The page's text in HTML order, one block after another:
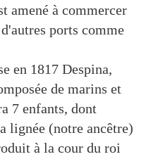
amené à commercer
ports comme
en 1817 Despina,
de marins et
7 enfants, dont
lignée (notre ancêtre)
à la cour du roi